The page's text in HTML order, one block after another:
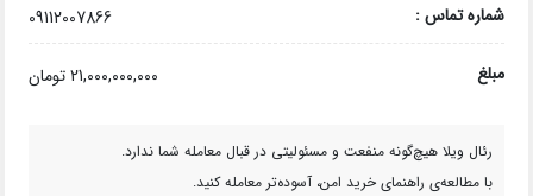
شماره تماس : 09112007866
مبلغ 21,000,000,000 تومان
رئال ویلا هیچ‌گونه منفعت و مسئولیتی در قبال معامله شما ندارد.
با مطالعه‌ی راهنمای خرید امن، آسوده‌تر معامله کنید.